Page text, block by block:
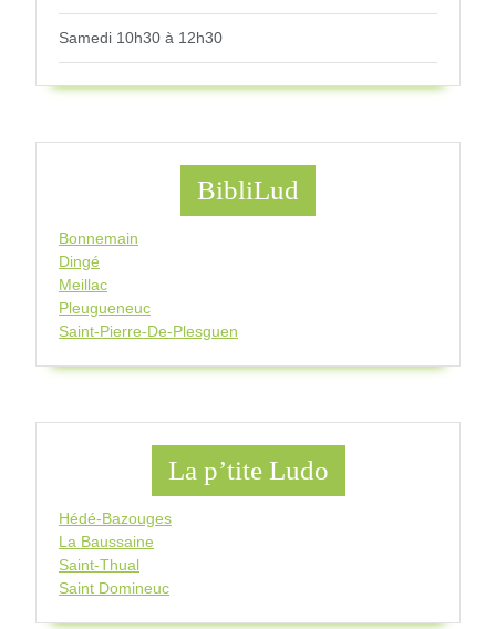
Samedi 10h30 à 12h30
BibliLud
Bonnemain
Dingé
Meillac
Pleugueneuc
Saint-Pierre-De-Plesguen
La p’tite Ludo
Hédé-Bazouges
La Baussaine
Saint-Thual
Saint Domineuc